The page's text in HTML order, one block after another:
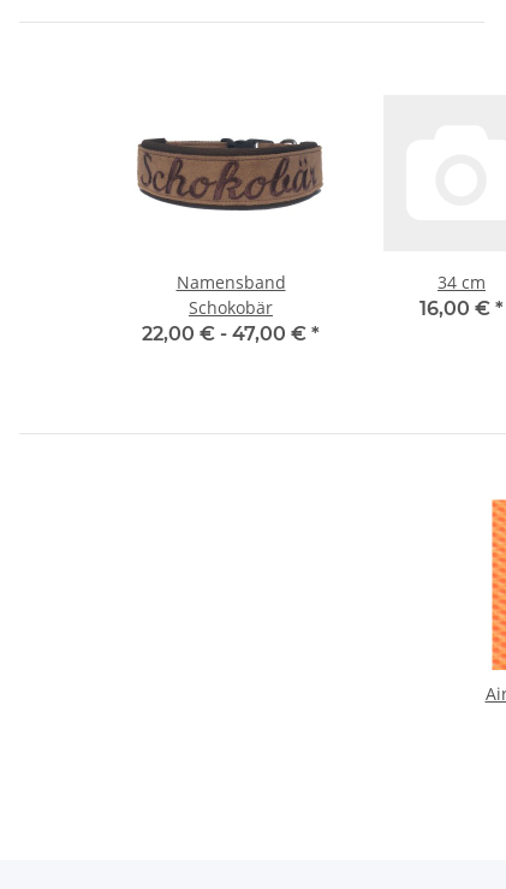
Namensband
Schokobär
22,00 € - 47,00 € *
34 cm
16,00 € *